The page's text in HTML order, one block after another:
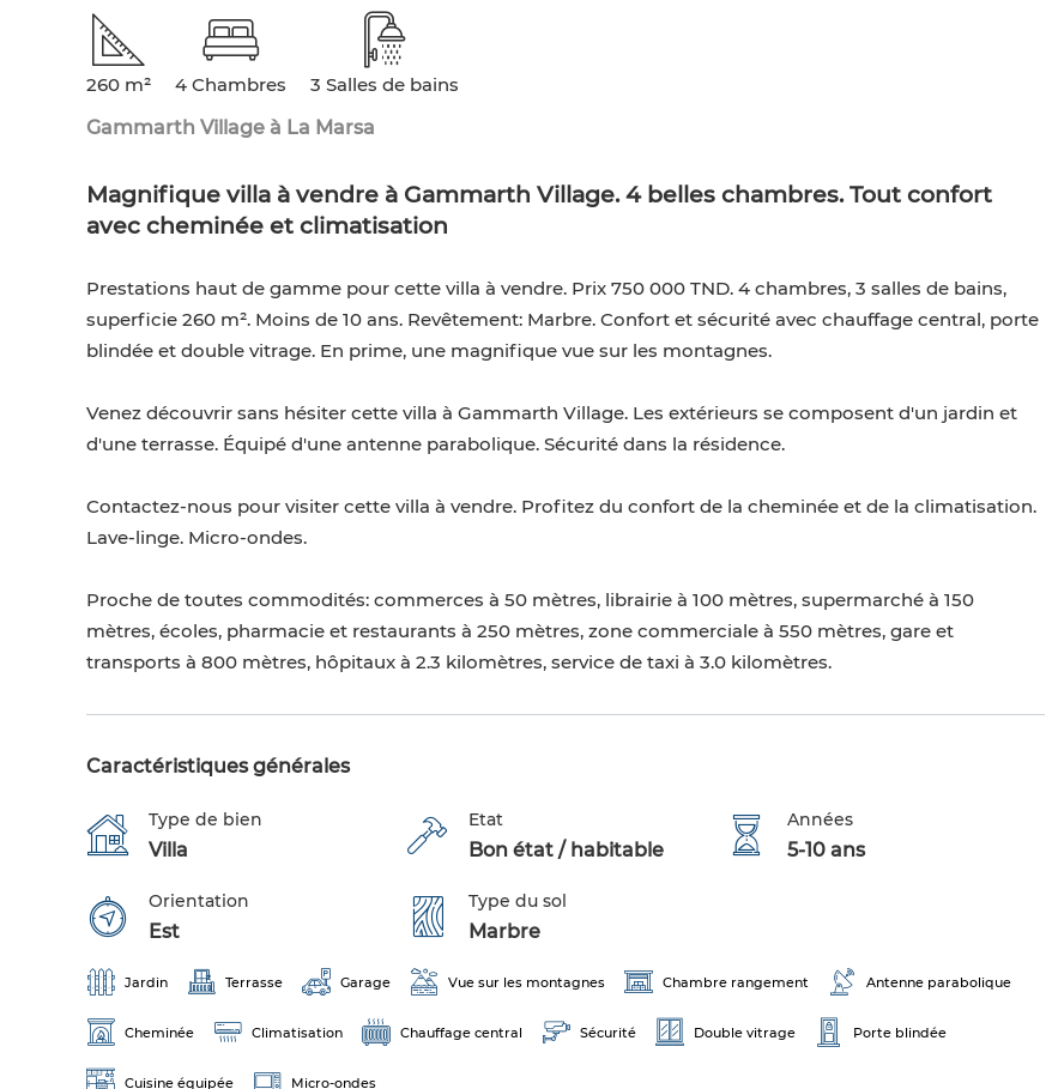
260 m² 4 Chambres
3 Salles de bains
Gammarth Village à La Marsa
Magnifique villa à vendre à Gammarth Village. 4 belles chambres. Tout confort
avec cheminée et climatisation
Prestations haut de gamme pour cette villa à vendre. Prix 750 000 TND. 4 chambres, 3 salles de bains,
superficie 260 m². Moins de 10 ans. Revêtement: Marbre. Confort et sécurité avec chauffage central, porte
blindée et double vitrage. En prime, une magnifique vue sur les montagnes.
Venez découvrir sans hésiter cette villa à Gammarth Village. Les extérieurs se composent d'un jardin et
d'une terrasse. Équipé d'une antenne parabolique. Sécurité dans la résidence.
Contactez-nous pour visiter cette villa à vendre. Profitez du confort de la cheminée et de la climatisation.
Lave-linge. Micro-ondes.
Proche de toutes commodités: commerces à 50 mètres, librairie à 100 mètres, supermarché à 150
mètres, écoles, pharmacie et restaurants à 250 mètres, zone commerciale à 550 mètres, gare et
transports à 800 mètres, hôpitaux à 2.3 kilomètres, service de taxi à 3.0 kilomètres.
Caractéristiques générales
Type de bien
Villa
Etat
Bon état / habitable
Années
5-10 ans
Orientation
Est
Type du sol
Marbre
Jardin Terrasse Garage Vue sur les montagnes Chambre rangement Antenne parabolique
Cheminée Climatisation Chauffage central Sécurité Double vitrage Porte blindée
Cuisine équipée Micro-ondes